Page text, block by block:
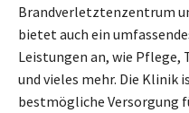
Brandverletztenzentrum
bietet auch ein
Leistungen an, wie Pflege,
und vieles mehr. Die Klinik
bestmögliche Versorgung